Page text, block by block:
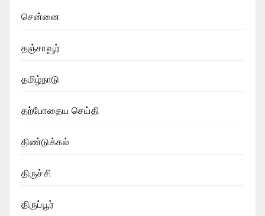
சென்னை
தஞ்சாவூர்
தமிழ்நாடு
தற்போதைய செய்தி
திண்டுக்கல்
திருச்சி
திருப்பூர்